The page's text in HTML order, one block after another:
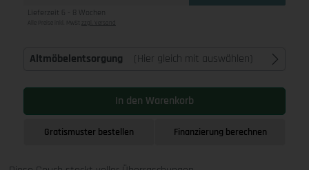
Lieferzeit 6 - 8 Wochen
Alle Preise inkl. MwSt zzgl. Versand
Altmöbelentsorgung (Hier gleich mit auswählen)
In den Warenkorb
Gratismuster bestellen Finanzierung berechnen